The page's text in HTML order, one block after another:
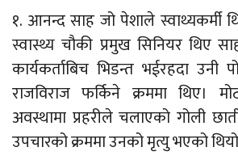
१. आनन्द साह जो पेशाले स्वाथ्यकर्मी
स्वास्थ्य चौकी प्रमुख सिनियर थिए
कार्यकर्ताबिच भिडन्त भईरहदा उनी
राजविराज फर्किने क्रममा थिए।
अवस्थामा प्रहरीले चलाएको गोली
उपचारको क्रममा उनको मृत्यु भएको